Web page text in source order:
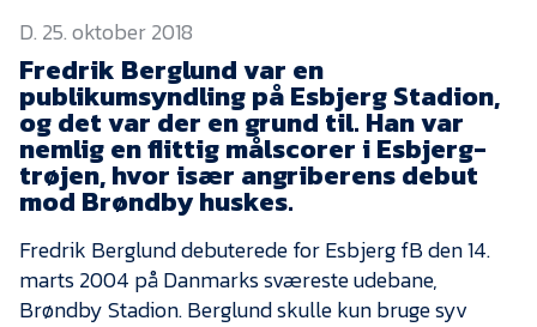
EfB Akademi
Sydvestjysk Fodbold
Samarbejde
Partnere
Blue Water Arena
Kontakt
D. 25. oktober 2018
Fredrik Berglund var en
publikumsyndling på Esbjerg Stadion,
og det var der en grund til. Han var
nemlig en flittig målscorer i Esbjerg-
trøjen, hvor især angriberens debut
mod Brøndby huskes.
Fredrik Berglund debuterede for Esbjerg fB den 14.
marts 2004 på Danmarks sværeste udebane,
Brøndby Stadion. Berglund skulle kun bruge syv